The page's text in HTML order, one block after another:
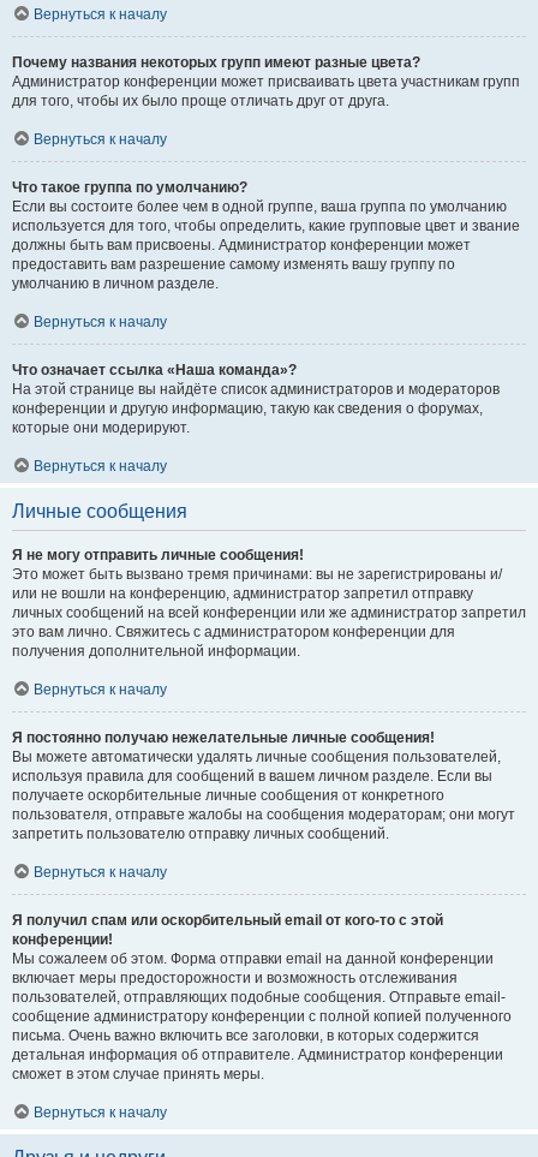
Вернуться к началу
Почему названия некоторых групп имеют разные цвета?
Администратор конференции может присваивать цвета участникам групп
для того, чтобы их было проще отличать друг от друга.
Вернуться к началу
Что такое группа по умолчанию?
Если вы состоите более чем в одной группе, ваша группа по умолчанию
используется для того, чтобы определить, какие групповые цвет и звание
должны быть вам присвоены. Администратор конференции может
предоставить вам разрешение самому изменять вашу группу по
умолчанию в личном разделе.
Вернуться к началу
Что означает ссылка «Наша команда»?
На этой странице вы найдёте список администраторов и модераторов
конференции и другую информацию, такую как сведения о форумах,
которые они модерируют.
Вернуться к началу
Личные сообщения
Я не могу отправить личные сообщения!
Это может быть вызвано тремя причинами: вы не зарегистрированы и/
или не вошли на конференцию, администратор запретил отправку
личных сообщений на всей конференции или же администратор запретил
это вам лично. Свяжитесь с администратором конференции для
получения дополнительной информации.
Вернуться к началу
Я постоянно получаю нежелательные личные сообщения!
Вы можете автоматически удалять личные сообщения пользователей,
используя правила для сообщений в вашем личном разделе. Если вы
получаете оскорбительные личные сообщения от конкретного
пользователя, отправьте жалобы на сообщения модераторам; они могут
запретить пользователю отправку личных сообщений.
Вернуться к началу
Я получил спам или оскорбительный email от кого-то с этой
конференции!
Мы сожалеем об этом. Форма отправки email на данной конференции
включает меры предосторожности и возможность отслеживания
пользователей, отправляющих подобные сообщения. Отправьте email-
сообщение администратору конференции с полной копией полученного
письма. Очень важно включить все заголовки, в которых содержится
детальная информация об отправителе. Администратор конференции
сможет в этом случае принять меры.
Вернуться к началу